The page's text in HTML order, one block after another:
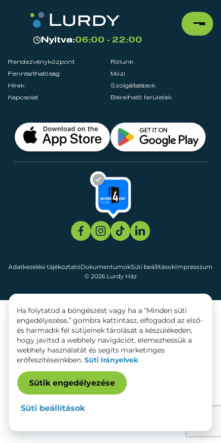
Nyitva:06:00 - 22:00
Rendezvényközpont
Rólunk
Fenntarthatóság
Mozi
Hírek
Szolgáltatások
Kapcsolat
Bérelhető területek
© 2026 Lurdy Ház
Adatkezelési tájékoztatóDokumentumokSüti beállításokImpresszum
Ha folytatod a böngészést vagy ha a “Minden süti
engedélyezése,” gombra kattintasz, elfogadod az első-
és harmadik fél sütijeinek tárolását a készülékeden,
hogy javítsd a webhely navigációt, elemezhessük a
webhely használatát és segíts marketinges
erőfeszítéseinkben. Süti Irányelvek
Sütik engedélyezése
Süti beállítások